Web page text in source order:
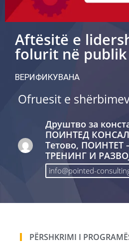
Aftësitë e
folurit në publik
ВЕРИФИКУВАНА
Ofruesit e
Друштво за
ПОИНТЕД
Тетово, ПОИНТЕТ
ТРЕНИНГ И
info@pointed-
PËRSHKRIMI I